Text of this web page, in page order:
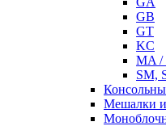
GB
GT
KC
MA /
SM,
Мешалки и